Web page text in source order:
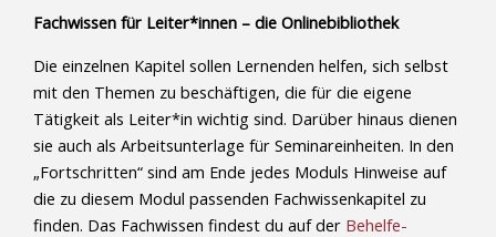
Fachwissen für Leiter*innen – die Onlinebibliothek
Die einzelnen Kapitel sollen Lernenden helfen, sich selbst
mit den Themen zu beschäftigen, die für die eigene
Tätigkeit als Leiter*in wichtig sind. Darüber hinaus dienen
sie auch als Arbeitsunterlage für Seminareinheiten. In den
„Fortschritten“ sind am Ende jedes Moduls Hinweise auf
die zu diesem Modul passenden Fachwissenkapitel zu
finden. Das Fachwissen findest du auf der Behelfe-